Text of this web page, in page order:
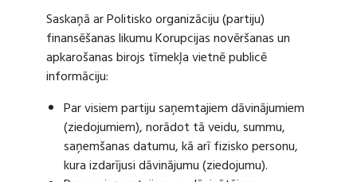
Saskaņā ar Politisko organizāciju (partiju)
finansēšanas likumu Korupcijas novēršanas un
apkarošanas birojs tīmekļa vietnē publicē
informāciju:
Par visiem partiju saņemtajiem dāvinājumiem
(ziedojumiem), norādot tā veidu, summu,
saņemšanas datumu, kā arī fizisko personu,
kura izdarījusi dāvinājumu (ziedojumu).